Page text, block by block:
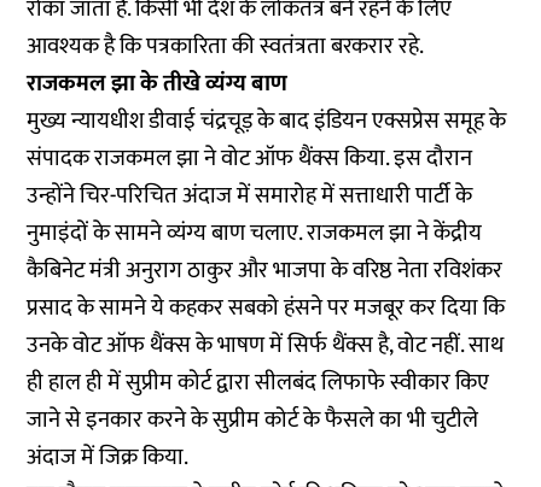
रोका जाता है. किसी भी देश के लोकतंत्र बने रहने के लिए
आवश्यक है कि पत्रकारिता की स्वतंत्रता बरकरार रहे.
राजकमल झा के तीखे व्यंग्य बाण
मुख्य न्यायधीश डीवाई चंद्रचूड़ के बाद इंडियन एक्सप्रेस समूह के
संपादक राजकमल झा ने वोट ऑफ थैंक्स किया. इस दौरान
उन्होंने चिर-परिचित अंदाज में समारोह में सत्ताधारी पार्टी के
नुमाइंदों के सामने व्यंग्य बाण चलाए. राजकमल झा ने केंद्रीय
कैबिनेट मंत्री अनुराग ठाकुर और भाजपा के वरिष्ठ नेता रविशंकर
प्रसाद के सामने ये कहकर सबको हंसने पर मजबूर कर दिया कि
उनके वोट ऑफ थैंक्स के भाषण में सिर्फ थैंक्स है, वोट नहीं. साथ
ही हाल ही में सुप्रीम कोर्ट द्वारा सीलबंद लिफाफे स्वीकार किए
जाने से इनकार करने के सुप्रीम कोर्ट के फैसले का भी चुटीले
अंदाज में जिक्र किया.